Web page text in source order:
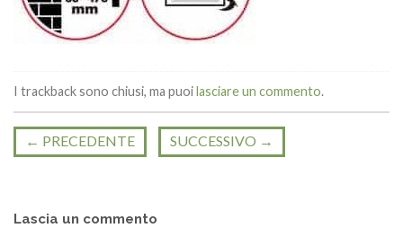
I trackback sono chiusi, ma puoilasciare un commento.
← PRECEDENTE SUCCESSIVO →
Lascia un commento